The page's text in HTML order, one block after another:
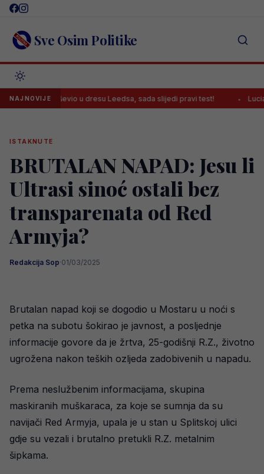
Skip
content Sve Osim Politike
NAJNOVIJE
oduševio u dresu Leedsa, sada slijedi pravi test! Luciano
ISTAKNUTE
BRUTALAN NAPAD: Jesu li
Ultrasi sinoć ostali bez
transparenata od Red
Armyja?
Redakcija Sop·01/03/2025
Brutalan napad koji se dogodio u Mostaru u noći s
petka na subotu šokirao je javnost, a posljednje
informacije govore da je žrtva, 25-godišnji R.Z., životno
ugrožena nakon teških ozljeda zadobivenih u napadu.
Prema neslužbenim informacijama, skupina
maskiranih muškaraca, za koje se sumnja da su
navijači Red Armyja, upala je u stan u Splitskoj ulici
gdje su vezali i brutalno pretukli R.Z. metalnim
šipkama.